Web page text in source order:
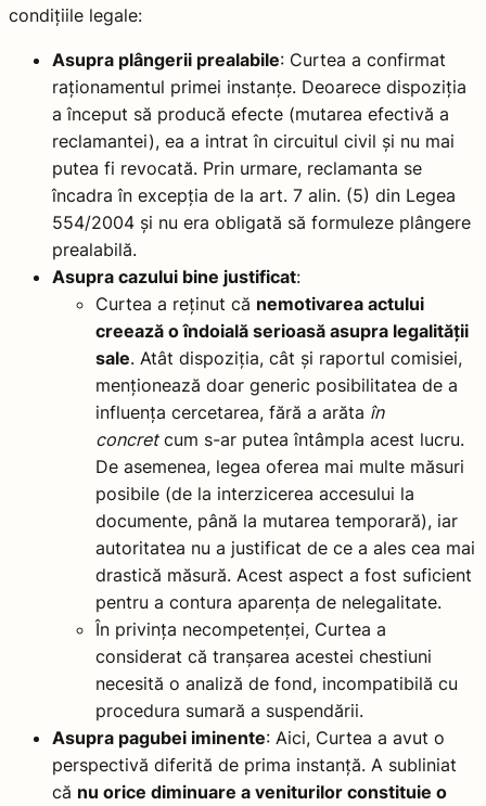
condițiile legale:
Asupra plângerii prealabile: Curtea a confirmat
raționamentul primei instanțe. Deoarece dispoziția
a început să producă efecte (mutarea efectivă a
reclamantei), ea a intrat în circuitul civil și nu mai
putea fi revocată. Prin urmare, reclamanta se
încadra în excepția de la art. 7 alin. (5) din Legea
554/2004 și nu era obligată să formuleze plângere
prealabilă.
Asupra cazului bine justificat:
Curtea a reținut că nemotivarea actului
creează o îndoială serioasă asupra legalității
sale. Atât dispoziția, cât și raportul comisiei,
menționează doar generic posibilitatea de a
influența cercetarea, fără a arăta în
concretcum s-ar putea întâmpla acest lucru.
De asemenea, legea oferea mai multe măsuri
posibile (de la interzicerea accesului la
documente, până la mutarea temporară), iar
autoritatea nu a justificat de ce a ales cea mai
drastică măsură. Acest aspect a fost suficient
pentru a contura aparența de nelegalitate.
În privința necompetenței, Curtea a
considerat că tranșarea acestei chestiuni
necesită o analiză de fond, incompatibilă cu
procedura sumară a suspendării.
Asupra pagubei iminente: Aici, Curtea a avut o
perspectivă diferită de prima instanță. A subliniat
că nu orice diminuare a veniturilor constituie o